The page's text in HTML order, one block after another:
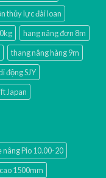
thủy lực đài loan
hang nâng đơn 8m
thang nâng hàng 9m
động SJY
Japan
nâng Pio 10.00-20
1500mm